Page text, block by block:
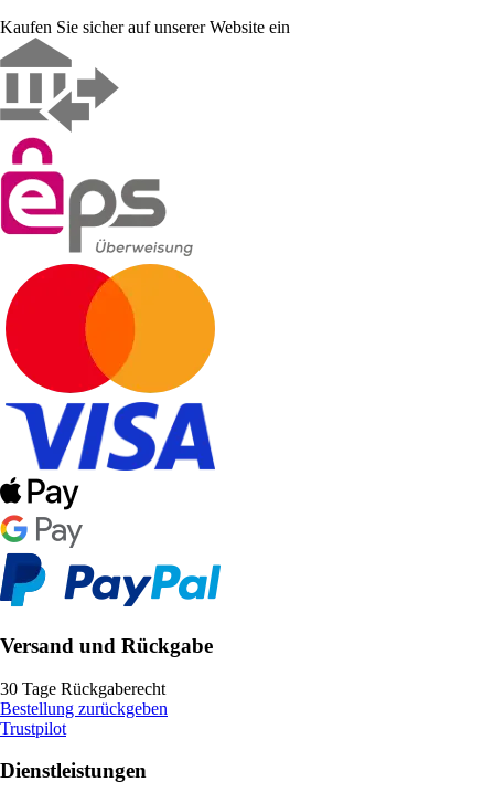
Kaufen Sie sicher auf unserer Website ein
Versand und Rückgabe
30 Tage Rückgaberecht
Bestellung zurückgeben
Trustpilot
Dienstleistungen